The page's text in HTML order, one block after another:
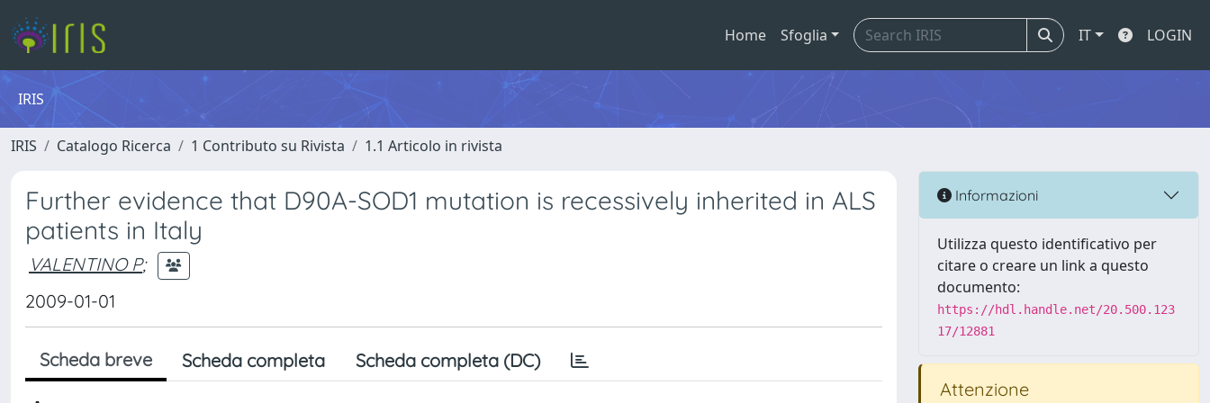
Home Sfoglia IT LOGIN
IRIS
IRIS Catalogo Ricerca 1 Contributo su Rivista 1.1 Articolo in rivista
Further evidence that D90A-SOD1 mutation is recessively inherited in ALS
patients in Italy
VALENTINO P;
2009-01-01
Scheda breve Scheda completa Scheda completa (DC)
Informazioni
Utilizza questo identificativo per
citare o creare un link a questo
documento:
https://hdl.handle.net/20.500.123
17/12881
Attenzione